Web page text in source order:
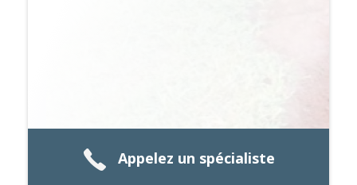
Appelez un spécialiste